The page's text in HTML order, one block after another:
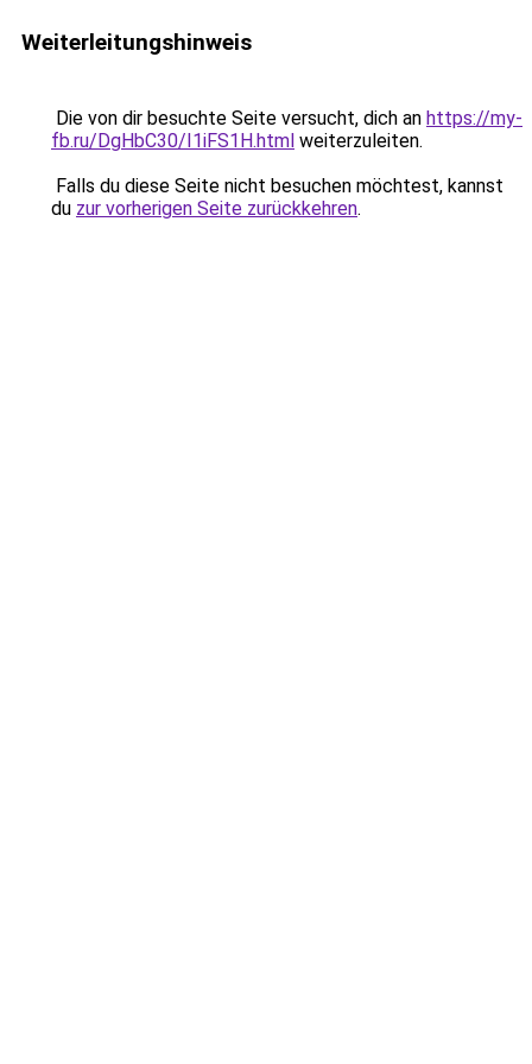
Weiterleitungshinweis
Die von dir besuchte Seite versucht, dich an https://my-
fb.ru/DgHbC30/I1iFS1H.html weiterzuleiten.
Falls du diese Seite nicht besuchen möchtest, kannst
du zur vorherigen Seite zurückkehren.